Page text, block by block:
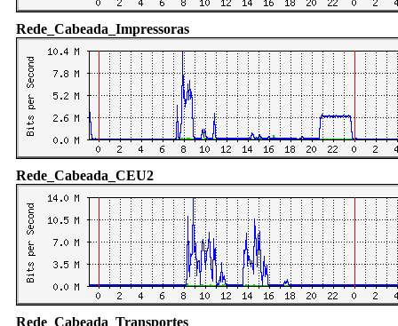
Rede_Cabeada_Impressoras
Rede_Cabeada_CEU2
Rede_Cabeada_Transportes